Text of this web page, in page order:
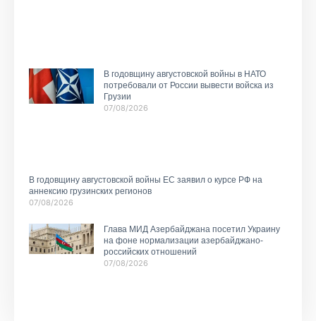
В годовщину августовской войны в НАТО
потребовали от России вывести войска из
Грузии
07/08/2026
В годовщину августовской войны ЕС заявил о курсе РФ на
аннексию грузинских регионов
07/08/2026
Глава МИД Азербайджана посетил Украину
на фоне нормализации азербайджано-
российских отношений
07/08/2026